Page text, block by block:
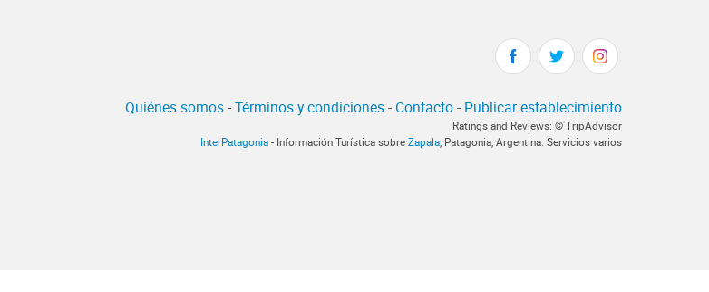
Quiénes somos-Términos y condiciones- Contacto- Publicar establecimiento
Ratings and Reviews: © TripAdvisor
InterPatagonia - Información Turística sobre Zapala, Patagonia, Argentina: Servicios varios